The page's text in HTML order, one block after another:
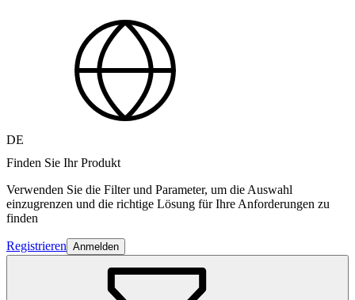
DE
Finden Sie Ihr Produkt
Verwenden Sie die Filter und Parameter, um die Auswahl
einzugrenzen und die richtige Lösung für Ihre Anforderungen zu
finden
Registrieren Anmelden